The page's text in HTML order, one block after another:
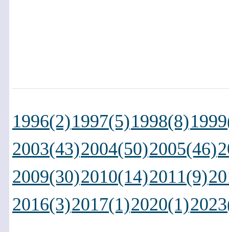
1996(2)1997(5)1998(8)
2003(43)2004(50)2005(46)
2009(30)2010(14)2011(9)
2016(3)2017(1)2020(1)